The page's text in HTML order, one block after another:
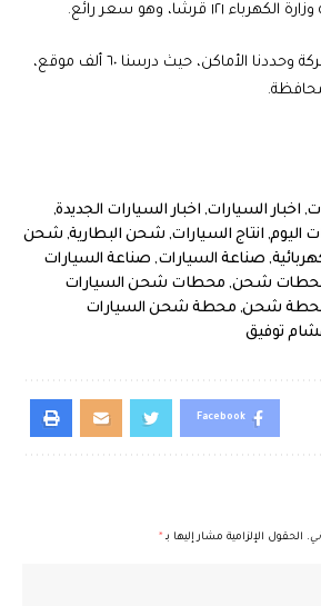
قرشا، وهو سعر رائع.
وأضاف؛ لقد أسسنا الشركة وحددنا الأماكن، حيث درسنا ٦٠ ألف موقع،
, اخبار السيارات, اخبار السيارات الجديدة,
اليوم, انتاج السيارات, شحن البطارية, شحن
, صناعة السيارات, صناعة السيارات
شحن, محطات شحن السيارات
شحن, محطة شحن السيارات
توفيق
Facebook
الحقول الإلزامية مشار إليها بـ *